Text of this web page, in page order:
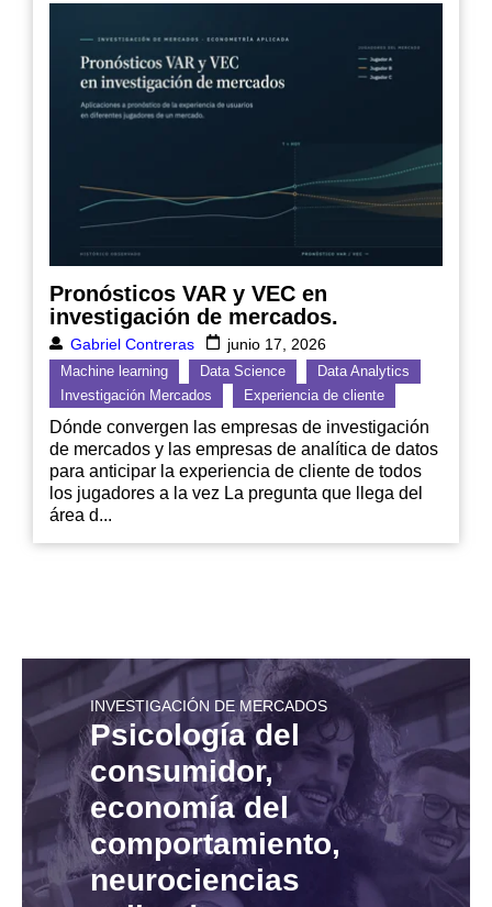
Pronósticos VAR y VEC en
investigación de mercados.
Gabriel Contreras
junio 17, 2026
Machine learning
Data Science
Data Analytics
Investigación Mercados
Experiencia de cliente
Dónde convergen las empresas de investigación
de mercados y las empresas de analítica de datos
para anticipar la experiencia de cliente de todos
los jugadores a la vez La pregunta que llega del
área d...
INVESTIGACIÓN DE MERCADOS
Psicología del
consumidor,
economía del
comportamiento,
neurociencias